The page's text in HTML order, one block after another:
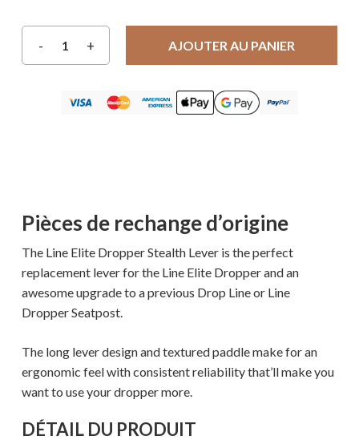
AJOUTER AU PANIER
Pièces de rechange d’origine
The Line Elite Dropper Stealth Lever is the perfect
replacement lever for the Line Elite Dropper and an
awesome upgrade to a previous Drop Line or Line
Dropper Seatpost.
The long lever design and textured paddle make for an
ergonomic feel with consistent reliability that’ll make you
want to use your dropper more.
DÉTAIL DU PRODUIT